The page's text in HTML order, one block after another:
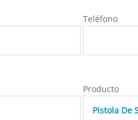
Teléfono
Producto